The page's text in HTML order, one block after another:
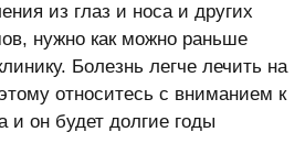
из глаз и носа и других
нужно как можно раньше
Болезнь легче лечить на
относитесь с вниманием к
он будет долгие годы